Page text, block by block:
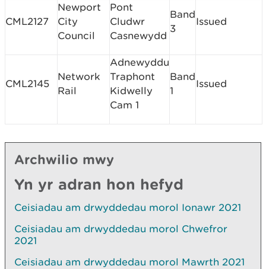
CML2127
Newport
City
Council
Pont
Cludwr
Casnewydd
Band
3
Issued
CML2145
Network
Rail
Adnewyddu
Traphont
Kidwelly
Cam 1
Band
1
Issued
Archwilio mwy
Yn yr adran hon hefyd
Ceisiadau am drwyddedau morol Ionawr 2021
Ceisiadau am drwyddedau morol Chwefror
2021
Ceisiadau am drwyddedau morol Mawrth 2021